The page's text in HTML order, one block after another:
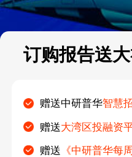
订购报告送
赠送中研普华智慧
赠送大湾区投融资
赠送 《中研普华每